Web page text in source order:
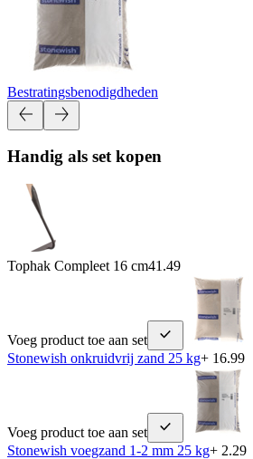
Bestratingsbenodigdheden
Handig als set kopen
Tophak Compleet 16 cm41.49
Voeg product toe aan set
Stonewish onkruidvrij zand 25 kg+ 16.99
Voeg product toe aan set
Stonewish voegzand 1-2 mm 25 kg+ 2.29